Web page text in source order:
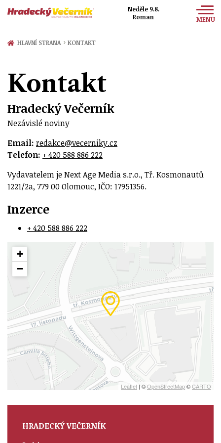
Neděle 9.8.
Roman
MENU
Zprávy
Kultura
Společnost
HLAVNÍ STRANA › KONTAKT
Kontakt
Hradecký Večerník
Nezávislé noviny
Email: redakce@vecer­niky.cz
Telefon: + 420 588 886 222
Vydavatelem je Next Age Media s.r.o., Tř. Kosmonautů
1221/2a, 779 00 Olomouc, IČO: 17951356.
Inzerce
+ 420 588 886 222
+
−
Leaflet | ©OpenStreetMap©CARTO
HRADECKÝ VEČERNÍK